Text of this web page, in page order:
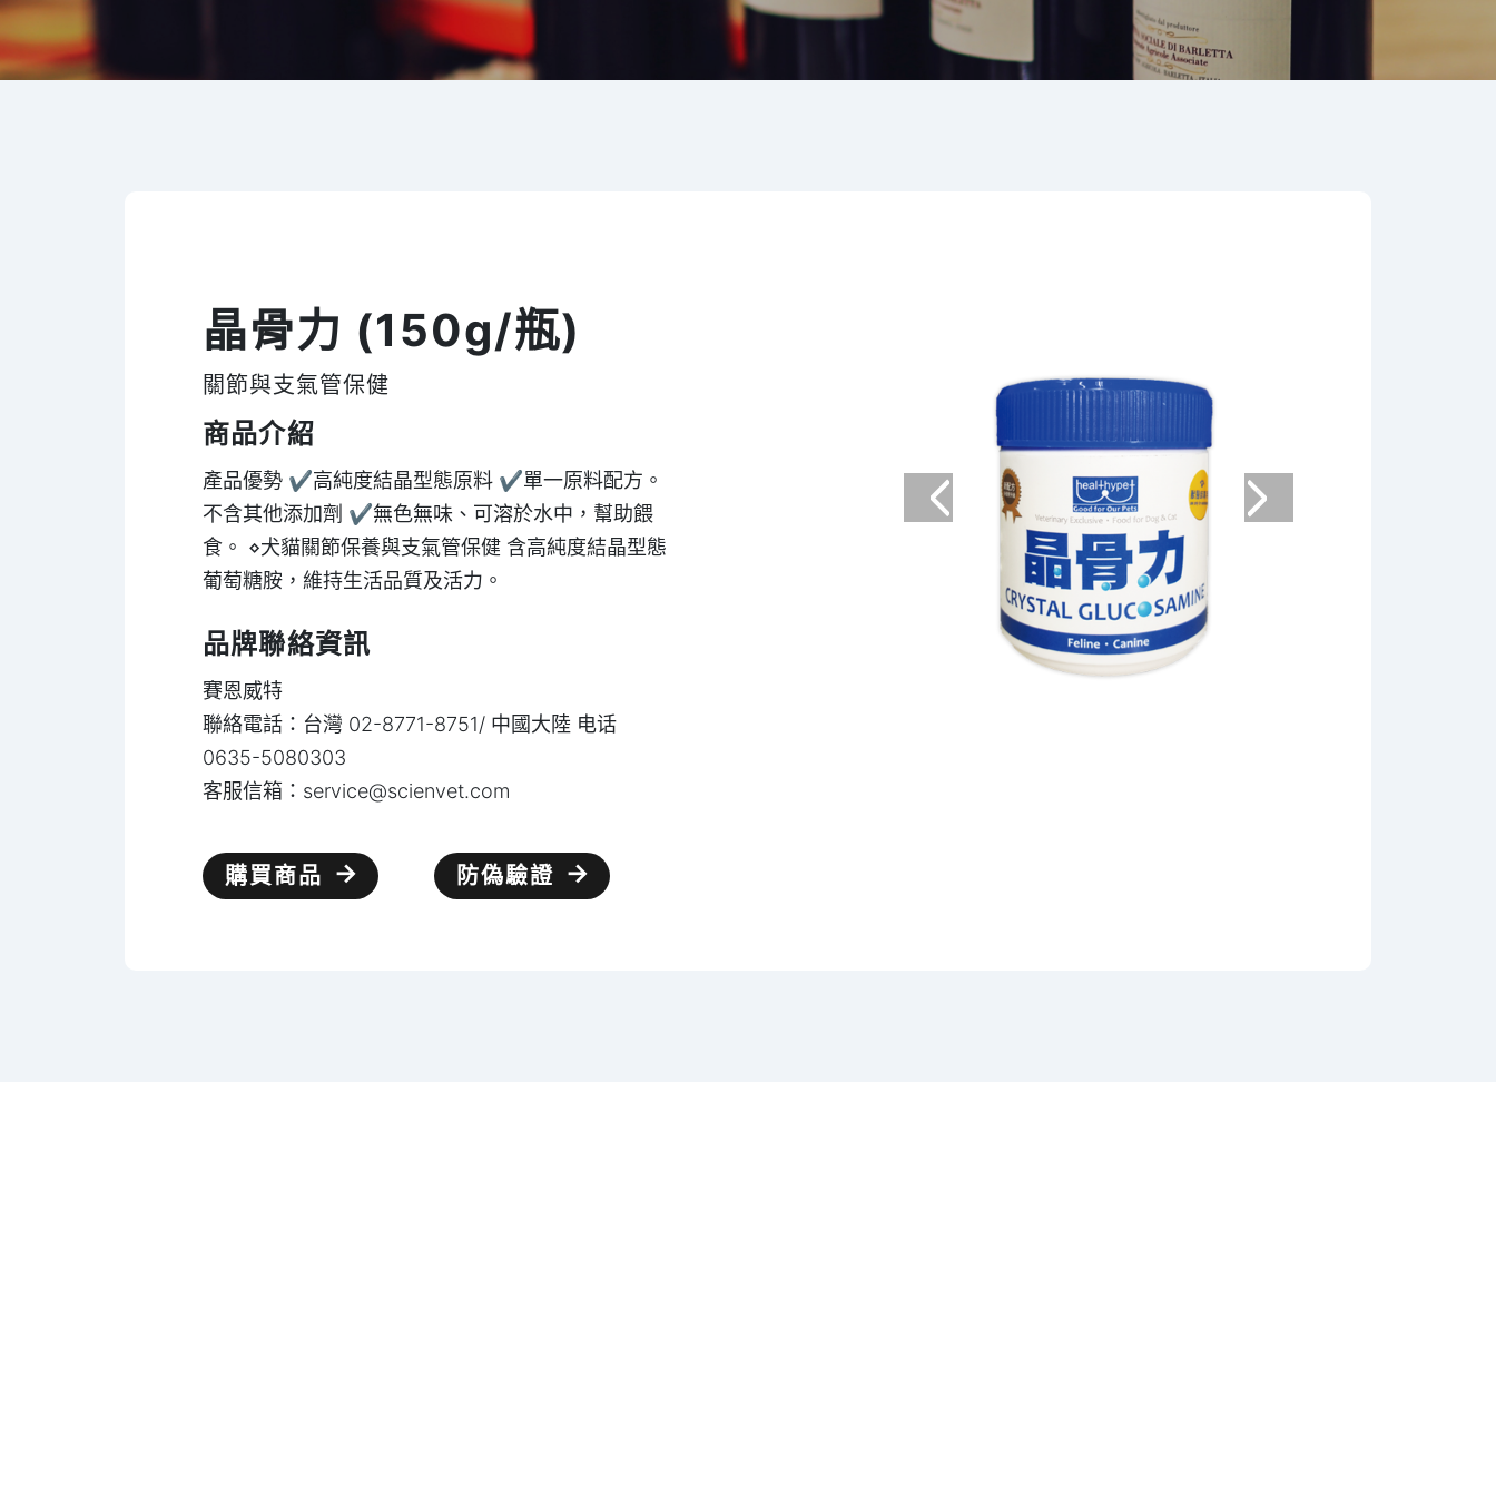
晶骨力 (150g/瓶)
關節與支氣管保健
商品介紹
產品優勢 ✔高純度結晶型態原料 ✔單一原料配方。
不含其他添加劑 ✔無色無味、可溶於水中，幫助餵
食。 ⋄犬貓關節保養與支氣管保健 含高純度結晶型態
葡萄糖胺，維持生活品質及活力。
品牌聯絡資訊
賽恩威特
聯絡電話：台灣 02-8771-8751/ 中國大陸 电话
0635-5080303
客服信箱： service@scienvet.com
購買商品 防偽驗證